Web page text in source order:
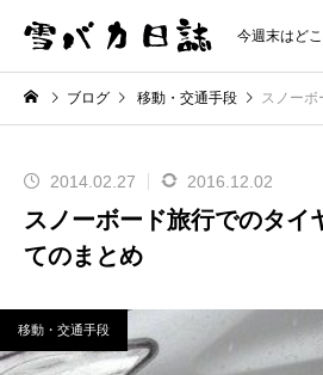
今週末はど
ブログ 移動・交通手段 スノーボード
2014.02.27 2016.12.02
スノーボード旅行でのタイ
てのまとめ
移動・交通手段